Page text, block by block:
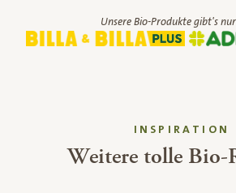
Unsere Bio-Produkte gibt's
INSPIRATION
Weitere tolle Bio-